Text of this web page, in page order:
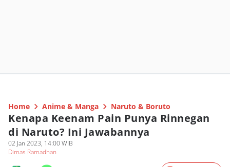
Home Anime & Manga Naruto & Boruto
Kenapa Keenam Pain Punya Rinnegan
di Naruto? Ini Jawabannya
02 Jan 2023, 14:00 WIB
Dimas Ramadhan